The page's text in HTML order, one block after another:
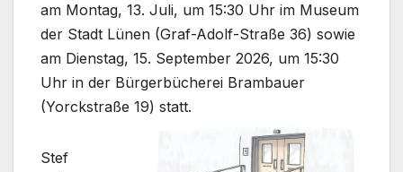
am Montag, 13. Juli, um 15:30 Uhr im Museum
der Stadt Lünen (Graf-Adolf-Straße 36) sowie
am Dienstag, 15. September 2026, um 15:30
Uhr in der Bürgerbücherei Brambauer
(Yorckstraße 19) statt.
Stef